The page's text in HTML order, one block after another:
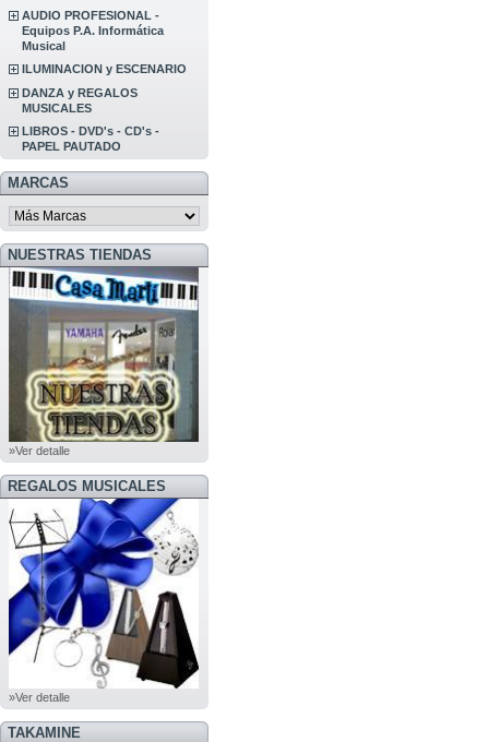
AUDIO PROFESIONAL -
Equipos P.A. Informática
Musical
ILUMINACION y ESCENARIO
DANZA y REGALOS
MUSICALES
LIBROS - DVD's - CD's -
PAPEL PAUTADO
MARCAS
NUESTRAS TIENDAS
»Ver detalle
REGALOS MUSICALES
»Ver detalle
TAKAMINE